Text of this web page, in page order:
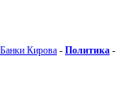
Банки Кирова - Политика -